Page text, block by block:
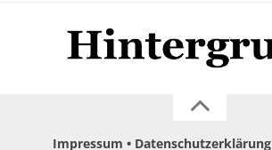
Impressum Datenschutzerklärung